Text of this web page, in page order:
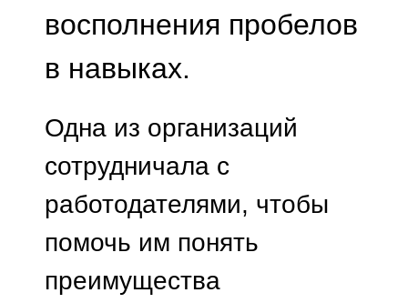
восполнения пробелов
в навыках.
Одна из организаций
сотрудничала с
работодателями, чтобы
помочь им понять
преимущества